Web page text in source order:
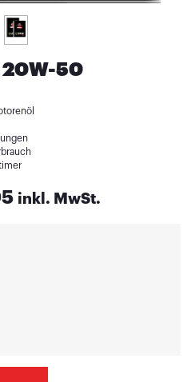
20W-50
inkl. MwSt.